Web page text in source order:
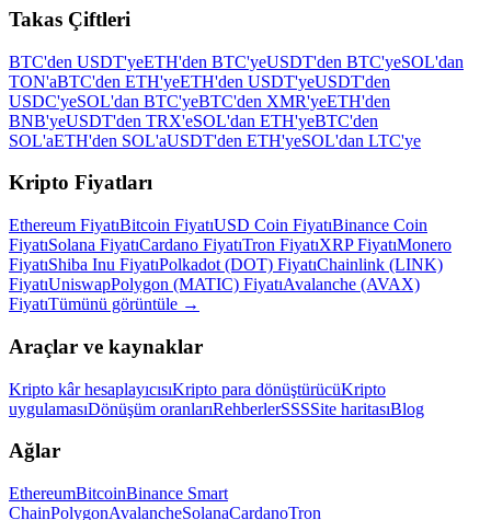
Takas Çiftleri
BTC'den USDT'yeETH'den BTC'yeUSDT'den BTC'yeSOL'dan
TON'aBTC'den ETH'yeETH'den USDT'yeUSDT'den
USDC'yeSOL'dan BTC'yeBTC'den XMR'yeETH'den
BNB'yeUSDT'den TRX'eSOL'dan ETH'yeBTC'den
SOL'aETH'den SOL'aUSDT'den ETH'yeSOL'dan LTC'ye
Kripto Fiyatları
Ethereum FiyatıBitcoin FiyatıUSD Coin FiyatıBinance Coin
FiyatıSolana FiyatıCardano FiyatıTron FiyatıXRP FiyatıMonero
FiyatıShiba Inu FiyatıPolkadot (DOT) FiyatıChainlink (LINK)
FiyatıUniswapPolygon (MATIC) FiyatıAvalanche (AVAX)
FiyatıTümünü görüntüle →
Araçlar ve kaynaklar
Kripto kâr hesaplayıcısıKripto para dönüştürücüKripto
uygulamasıDönüşüm oranlarıRehberlerSSSSite haritasıBlog
Ağlar
EthereumBitcoinBinance Smart
ChainPolygonAvalancheSolanaCardanoTron